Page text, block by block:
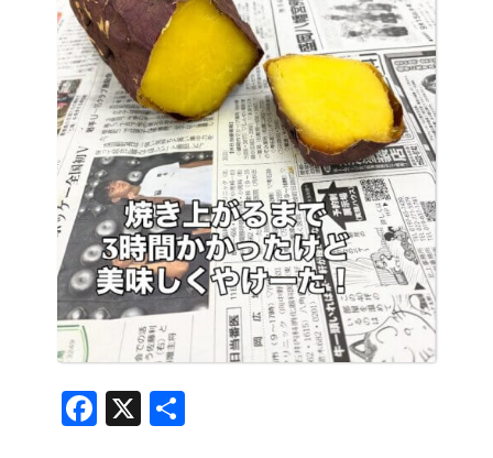
Facebook
X